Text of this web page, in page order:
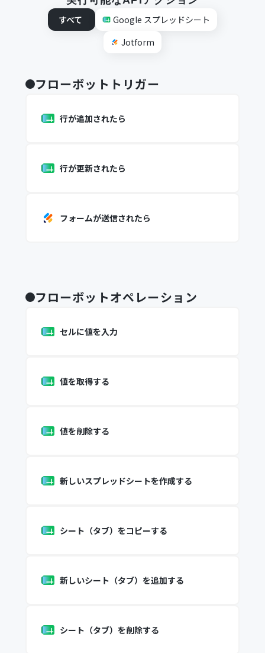
すべて
Google スプレッドシート
Jotform
フローボットトリガー
行が追加されたら
行が更新されたら
フォームが送信されたら
フローボットオペレーション
セルに値を入力
値を取得する
値を削除する
新しいスプレッドシートを作成する
シート（タブ）をコピーする
新しいシート（タブ）を追加する
シート（タブ）を削除する